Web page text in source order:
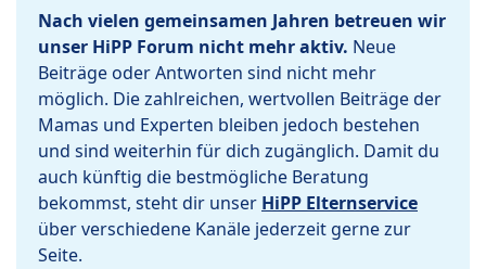
Nach vielen gemeinsamen Jahren betreuen wir
unser HiPP Forum nicht mehr aktiv. Neue
Beiträge oder Antworten sind nicht mehr
möglich. Die zahlreichen, wertvollen Beiträge der
Mamas und Experten bleiben jedoch bestehen
und sind weiterhin für dich zugänglich. Damit du
auch künftig die bestmögliche Beratung
bekommst, steht dir unser HiPP Elternservice
über verschiedene Kanäle jederzeit gerne zur
Seite.